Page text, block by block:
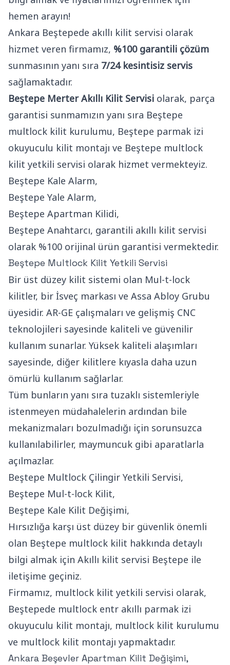
hemen arayın!
Ankara Beştepede akıllı kilit servisi olarak
hizmet veren firmamız, %100 garantili çözüm
sunmasının yanı sıra 7/24 kesintisiz servis
sağlamaktadır.
Beştepe Merter Akıllı Kilit Servisi olarak, parça
garantisi sunmamızın yanı sıra Beştepe
multlock kilit kurulumu, Beştepe parmak izi
okuyuculu kilit montajı ve Beştepe multlock
kilit yetkili servisi olarak hizmet vermekteyiz.
Beştepe Kale Alarm,
Beştepe Yale Alarm,
Beştepe Apartman Kilidi,
Beştepe Anahtarcı, garantili akıllı kilit servisi
olarak %100 orijinal ürün garantisi vermektedir.
Beştepe Multlock Kilit Yetkili Servisi
Bir üst düzey kilit sistemi olan Mul-t-lock
kilitler, bir İsveç markası ve Assa Abloy Grubu
üyesidir. AR-GE çalışmaları ve gelişmiş CNC
teknolojileri sayesinde kaliteli ve güvenilir
kullanım sunarlar. Yüksek kaliteli alaşımları
sayesinde, diğer kilitlere kıyasla daha uzun
ömürlü kullanım sağlarlar.
Tüm bunların yanı sıra tuzaklı sistemleriyle
istenmeyen müdahalelerin ardından bile
mekanizmaları bozulmadığı için sorunsuzca
kullanılabilirler, maymuncuk gibi aparatlarla
açılmazlar.
Beştepe Multlock Çilingir Yetkili Servisi,
Beştepe Mul-t-lock Kilit,
Beştepe Kale Kilit Değişimi,
Hırsızlığa karşı üst düzey bir güvenlik önemli
olan Beştepe multlock kilit hakkında detaylı
bilgi almak için Akıllı kilit servisi Beştepe ile
iletişime geçiniz.
Firmamız, multlock kilit yetkili servisi olarak,
Beştepede multlock entr akıllı parmak izi
okuyuculu kilit montajı, multlock kilit kurulumu
ve multlock kilit montajı yapmaktadır.
Ankara Beşevler Apartman Kilit Değişimi,